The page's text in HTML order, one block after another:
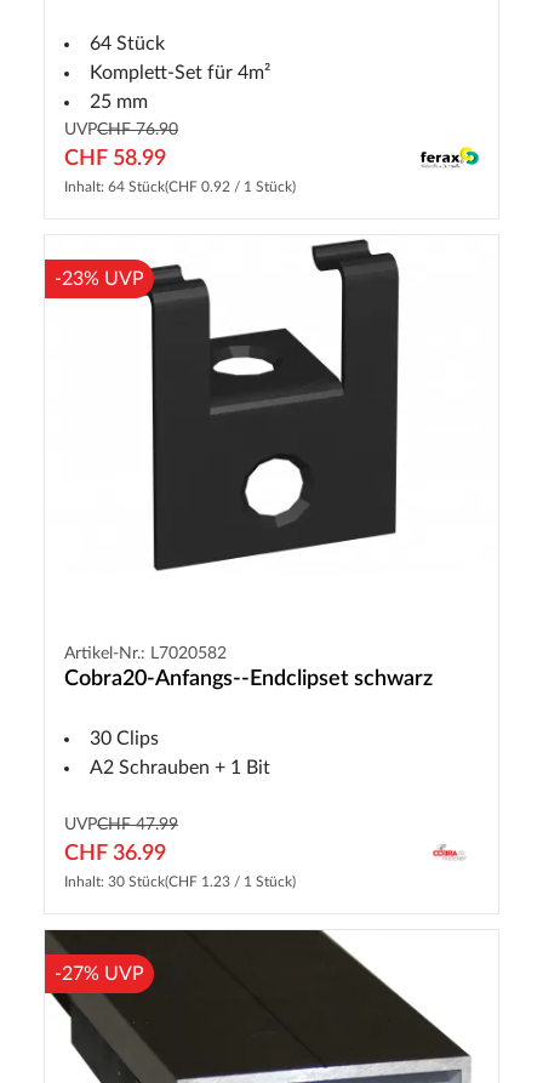
64 Stück
Komplett-Set für 4m²
25 mm
UVPCHF 76.90
CHF 58.99
Inhalt: 64 Stück(CHF 0.92 / 1 Stück)
-23% UVP
Artikel-Nr.: L7020582
Cobra20-Anfangs--Endclipset schwarz
30 Clips
A2 Schrauben + 1 Bit
UVPCHF 47.99
CHF 36.99
Inhalt: 30 Stück(CHF 1.23 / 1 Stück)
-27% UVP